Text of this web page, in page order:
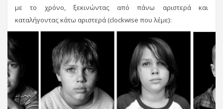
με το χρόνο, ξεκινώντας από πάνω αριστερά και
καταλήγοντας κάτω αριστερά (clockwise που λέμε):